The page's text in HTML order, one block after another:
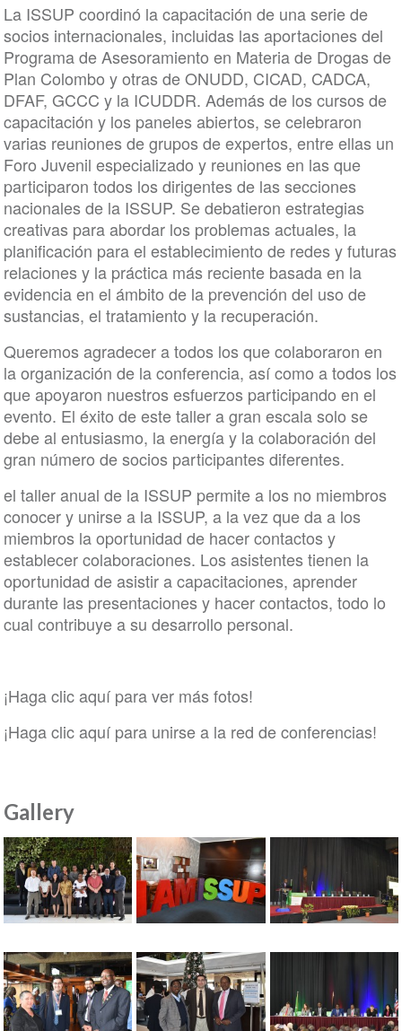
La ISSUP coordinó la capacitación de una serie de
socios internacionales, incluidas las aportaciones del
Programa de Asesoramiento en Materia de Drogas de
Plan Colombo y otras de ONUDD, CICAD, CADCA,
DFAF, GCCC y la ICUDDR. Además de los cursos de
capacitación y los paneles abiertos, se celebraron
varias reuniones de grupos de expertos, entre ellas un
Foro Juvenil especializado y reuniones en las que
participaron todos los dirigentes de las secciones
nacionales de la ISSUP. Se debatieron estrategias
creativas para abordar los problemas actuales, la
planificación para el establecimiento de redes y futuras
relaciones y la práctica más reciente basada en la
evidencia en el ámbito de la prevención del uso de
sustancias, el tratamiento y la recuperación.
Queremos agradecer a todos los que colaboraron en
la organización de la conferencia, así como a todos los
que apoyaron nuestros esfuerzos participando en el
evento. El éxito de este taller a gran escala solo se
debe al entusiasmo, la energía y la colaboración del
gran número de socios participantes diferentes.
el taller anual de la ISSUP permite a los no miembros
conocer y unirse a la ISSUP, a la vez que da a los
miembros la oportunidad de hacer contactos y
establecer colaboraciones. Los asistentes tienen la
oportunidad de asistir a capacitaciones, aprender
durante las presentaciones y hacer contactos, todo lo
cual contribuye a su desarrollo personal.
¡Haga clic aquí para ver más fotos!
¡Haga clic aquí para unirse a la red de conferencias!
Gallery